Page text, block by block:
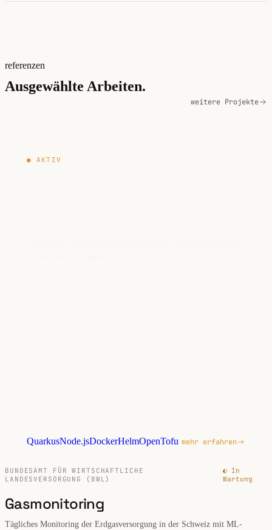
referenzen
Ausgewählte Arbeiten.
weitere Projekte
● AKTIV
QuarkusNode.jsDockerHelmOpenTofu mehr erfahren
BUNDESAMT FÜR WIRTSCHAFTLICHE
LANDESVERSORGUNG (BWL)
◐ In
Wartung
Gasmonitoring
Tägliches Monitoring der Erdgasversorgung in der Schweiz mit ML-